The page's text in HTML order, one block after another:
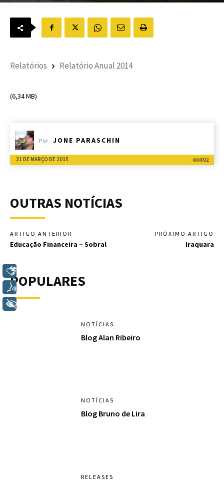
Relatórios Relatório Anual 2014
(6,34 MB)
Por JONE PARASCHIN
31 DE MARÇO DE 2015 802
OUTRAS NOTÍCIAS
ARTIGO ANTERIOR
Educação Financeira – Sobral
PRÓXIMO ARTIGO
Iraquara
POPULARES
NOTÍCIAS
Blog Alan Ribeiro
NOTÍCIAS
Blog Bruno de Lira
RELEASES
Voz